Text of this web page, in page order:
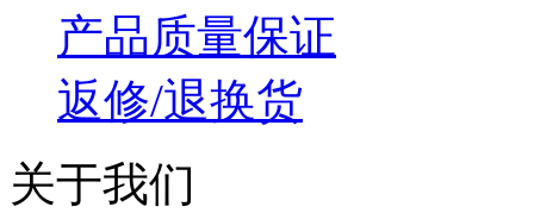
产品质量保证
返修/退换货
关于我们